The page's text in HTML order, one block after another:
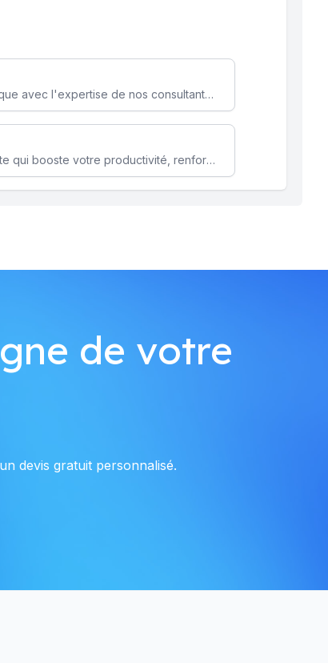
Optimisez votre stratégie informatique avec l'expertise de nos consultants pour améliorer votre efficacité et sécurité.
Microsoft 365 une solution complète qui booste votre productivité, renforce la sécurité de vos données et facilite la collaboration.
de votre
devis gratuit personnalisé.